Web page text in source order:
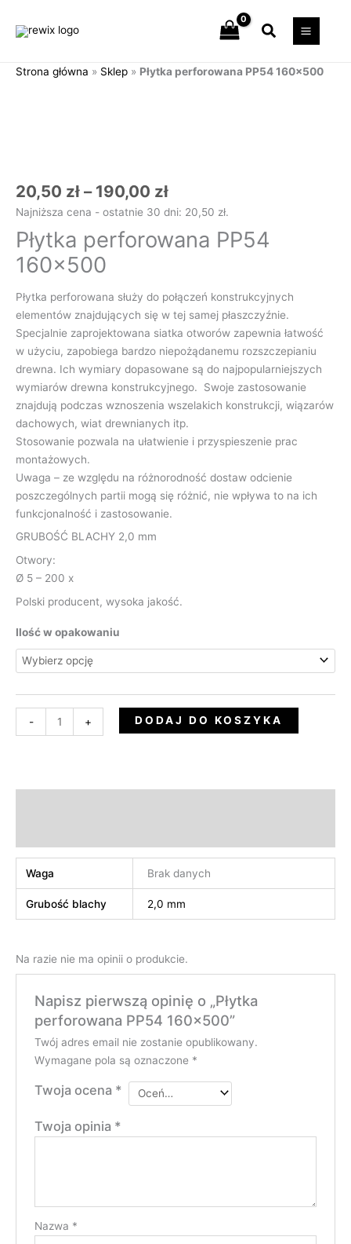
Szukaj
Strona główna » Sklep » Płytka perforowana PP54 160×500
20,50 zł – 190,00 zł
Najniższa cena - ostatnie 30 dni: 20,50 zł.
Płytka perforowana PP54
160×500
Płytka perforowana służy do połączeń konstrukcyjnych
elementów znajdujących się w tej samej płaszczyźnie.
Specjalnie zaprojektowana siatka otworów zapewnia łatwość
w użyciu, zapobiega bardzo niepożądanemu rozszczepianiu
drewna. Ich wymiary dopasowane są do najpopularniejszych
wymiarów drewna konstrukcyjnego. Swoje zastosowanie
znajdują podczas wznoszenia wszelakich konstrukcji, wiązarów
dachowych, wiat drewnianych itp.
Stosowanie pozwala na ułatwienie i przyspieszenie prac
montażowych.
Uwaga – ze względu na różnorodność dostaw odcienie
poszczególnych partii mogą się różnić, nie wpływa to na ich
funkcjonalność i zastosowanie.
GRUBOŚĆ BLACHY 2,0 mm
Otwory:
Ø 5 – 200 x
Polski producent, wysoka jakość.
Ilość w opakowaniu
- + DODAJ DO KOSZYKA
Waga Brak danych
Grubość blachy 2,0 mm
Na razie nie ma opinii o produkcie.
Napisz pierwszą opinię o „Płytka
perforowana PP54 160×500”
Twój adres email nie zostanie opublikowany.
Wymagane pola są oznaczone *
Twoja ocena *
Twoja opinia *
Nazwa *